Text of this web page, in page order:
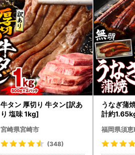
牛タン 厚切り 牛タン[訳あ
り 塩味 1kg]
宮崎県宮崎市
(348)
うなぎ蒲
計約
福岡県須恵